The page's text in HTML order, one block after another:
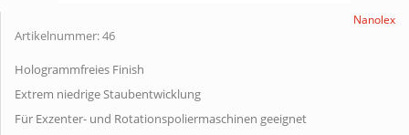
Nanolex
Artikelnummer:46
Hologrammfreies Finish
Extrem niedrige Staubentwicklung
Für Exzenter- und Rotationspoliermaschinen geeignet